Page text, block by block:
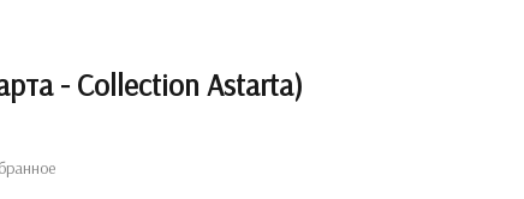
- Collection Astarta)